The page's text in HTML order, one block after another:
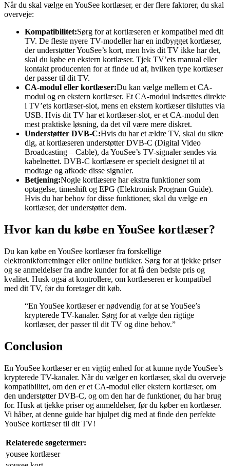
Når du skal vælge en YouSee kortlæser, er der flere faktorer, du skal
overveje:
Kompatibilitet:Sørg for at kortlæseren er kompatibel med dit
TV. De fleste nyere TV-modeller har en indbygget kortlæser,
der understøtter YouSee’s kort, men hvis dit TV ikke har det,
skal du købe en ekstern kortlæser. Tjek TV’ets manual eller
kontakt producenten for at finde ud af, hvilken type kortlæser
der passer til dit TV.
CA-modul eller kortlæser:Du kan vælge mellem et CA-
modul og en ekstern kortlæser. Et CA-modul indsættes direkte
i TV’ets kortlæser-slot, mens en ekstern kortlæser tilsluttes via
USB. Hvis dit TV har et kortlæser-slot, er et CA-modul den
mest praktiske løsning, da det vil være mere diskret.
Understøtter DVB-C:Hvis du har et ældre TV, skal du sikre
dig, at kortlæseren understøtter DVB-C (Digital Video
Broadcasting – Cable), da YouSee’s TV-signaler sendes via
kabelnettet. DVB-C kortlæsere er specielt designet til at
modtage og afkode disse signaler.
Betjening:Nogle kortlæsere har ekstra funktioner som
optagelse, timeshift og EPG (Elektronisk Program Guide).
Hvis du har behov for disse funktioner, skal du vælge en
kortlæser, der understøtter dem.
Hvor kan du købe en YouSee kortlæser?
Du kan købe en YouSee kortlæser fra forskellige
elektronikforretninger eller online butikker. Sørg for at tjekke priser
og se anmeldelser fra andre kunder for at få den bedste pris og
kvalitet. Husk også at kontrollere, om kortlæseren er kompatibel
med dit TV, før du foretager dit køb.
“En YouSee kortlæser er nødvendig for at se YouSee’s
krypterede TV-kanaler. Sørg for at vælge den rigtige
kortlæser, der passer til dit TV og dine behov.”
Conclusion
En YouSee kortlæser er en vigtig enhed for at kunne nyde YouSee’s
krypterede TV-kanaler. Når du vælger en kortlæser, skal du overveje
kompatibilitet, om den er et CA-modul eller ekstern kortlæser, om
den understøtter DVB-C, og om den har de funktioner, du har brug
for. Husk at tjekke priser og anmeldelser, før du køber en kortlæser.
Vi håber, at denne guide har hjulpet dig med at finde den perfekte
YouSee kortlæser til dit TV!
Relaterede søgetermer:
yousee kortlæser